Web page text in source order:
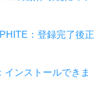
：登録完了後正
ンストールできま